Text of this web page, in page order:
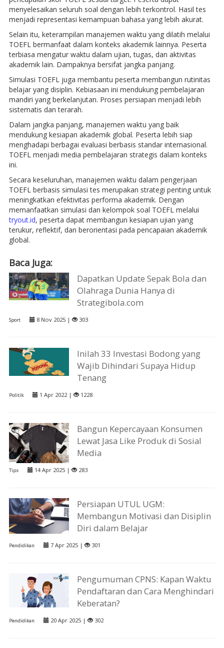
menyelesaikan seluruh soal dengan lebih terkontrol. Hasil tes
menjadi representasi kemampuan bahasa yang lebih akurat.
Selain itu, keterampilan manajemen waktu yang dilatih melalui
TOEFL bermanfaat dalam konteks akademik lainnya. Peserta
terbiasa mengatur waktu dalam ujian, tugas, dan aktivitas
akademik lain. Dampaknya bersifat jangka panjang.
Simulasi TOEFL juga membantu peserta membangun rutinitas
belajar yang disiplin. Kebiasaan ini mendukung pembelajaran
mandiri yang berkelanjutan. Proses persiapan menjadi lebih
sistematis dan terarah.
Dalam jangka panjang, manajemen waktu yang baik
mendukung kesiapan akademik global. Peserta lebih siap
menghadapi berbagai evaluasi berbasis standar internasional.
TOEFL menjadi media pembelajaran strategis dalam konteks
ini.
Secara keseluruhan, manajemen waktu dalam pengerjaan
TOEFL berbasis simulasi tes merupakan strategi penting untuk
meningkatkan efektivitas performa akademik. Dengan
memanfaatkan simulasi dan kelompok soal TOEFL melalui
tryout.id, peserta dapat membangun kesiapan ujian yang
terukur, reflektif, dan berorientasi pada pencapaian akademik
global.
Baca Juga:
Dapatkan Update Sepak Bola dan
Olahraga Dunia Hanya di
Strategibola.com
Sport 8 Nov 2025 | 303
Inilah 33 Investasi Bodong yang
Wajib Dihindari Supaya Hidup
Tenang
Politik 1 Apr 2022 | 1228
Bangun Kepercayaan Konsumen
Lewat Jasa Like Produk di Sosial
Media
Tips 14 Apr 2025 | 283
Persiapan UTUL UGM:
Membangun Motivasi dan Disiplin
Diri dalam Belajar
Pendidikan 7 Apr 2025 | 301
Pengumuman CPNS: Kapan Waktu
Pendaftaran dan Cara Menghindari
Keberatan?
Pendidikan 20 Apr 2025 | 302